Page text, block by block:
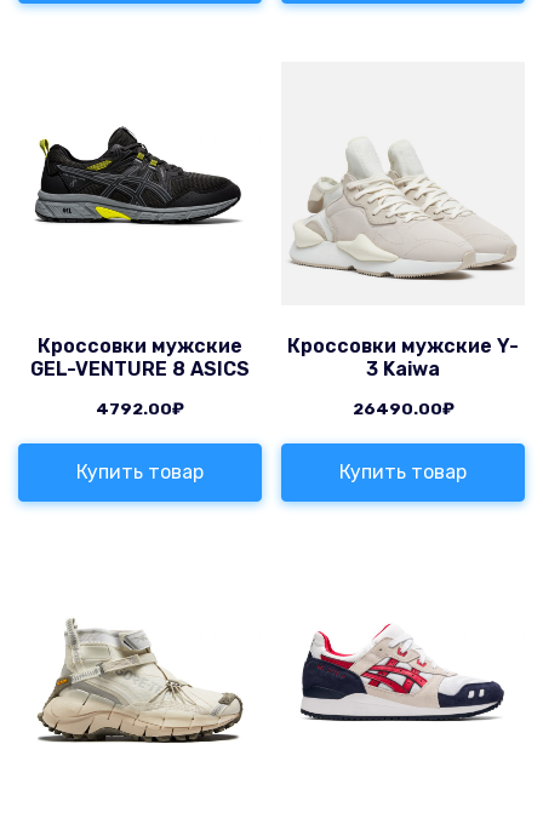
Кроссовки мужские
GEL-VENTURE 8 ASICS
4792.00₽
Купить товар
Кроссовки мужские Y-
3 Kaiwa
26490.00₽
Купить товар